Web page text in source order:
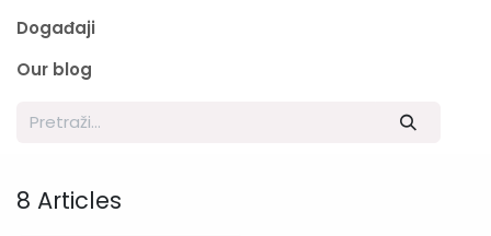
Događaji
Our blog
8 Articles